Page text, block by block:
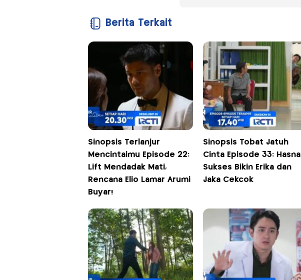
Berita Terkait
Sinopsis Terlanjur
Mencintaimu Episode 22:
Lift Mendadak Mati,
Rencana Elio Lamar Arumi
Buyar!
Sinopsis Tobat Jatuh
Cinta Episode 33: Hasna
Sukses Bikin Erika dan
Jaka Cekcok